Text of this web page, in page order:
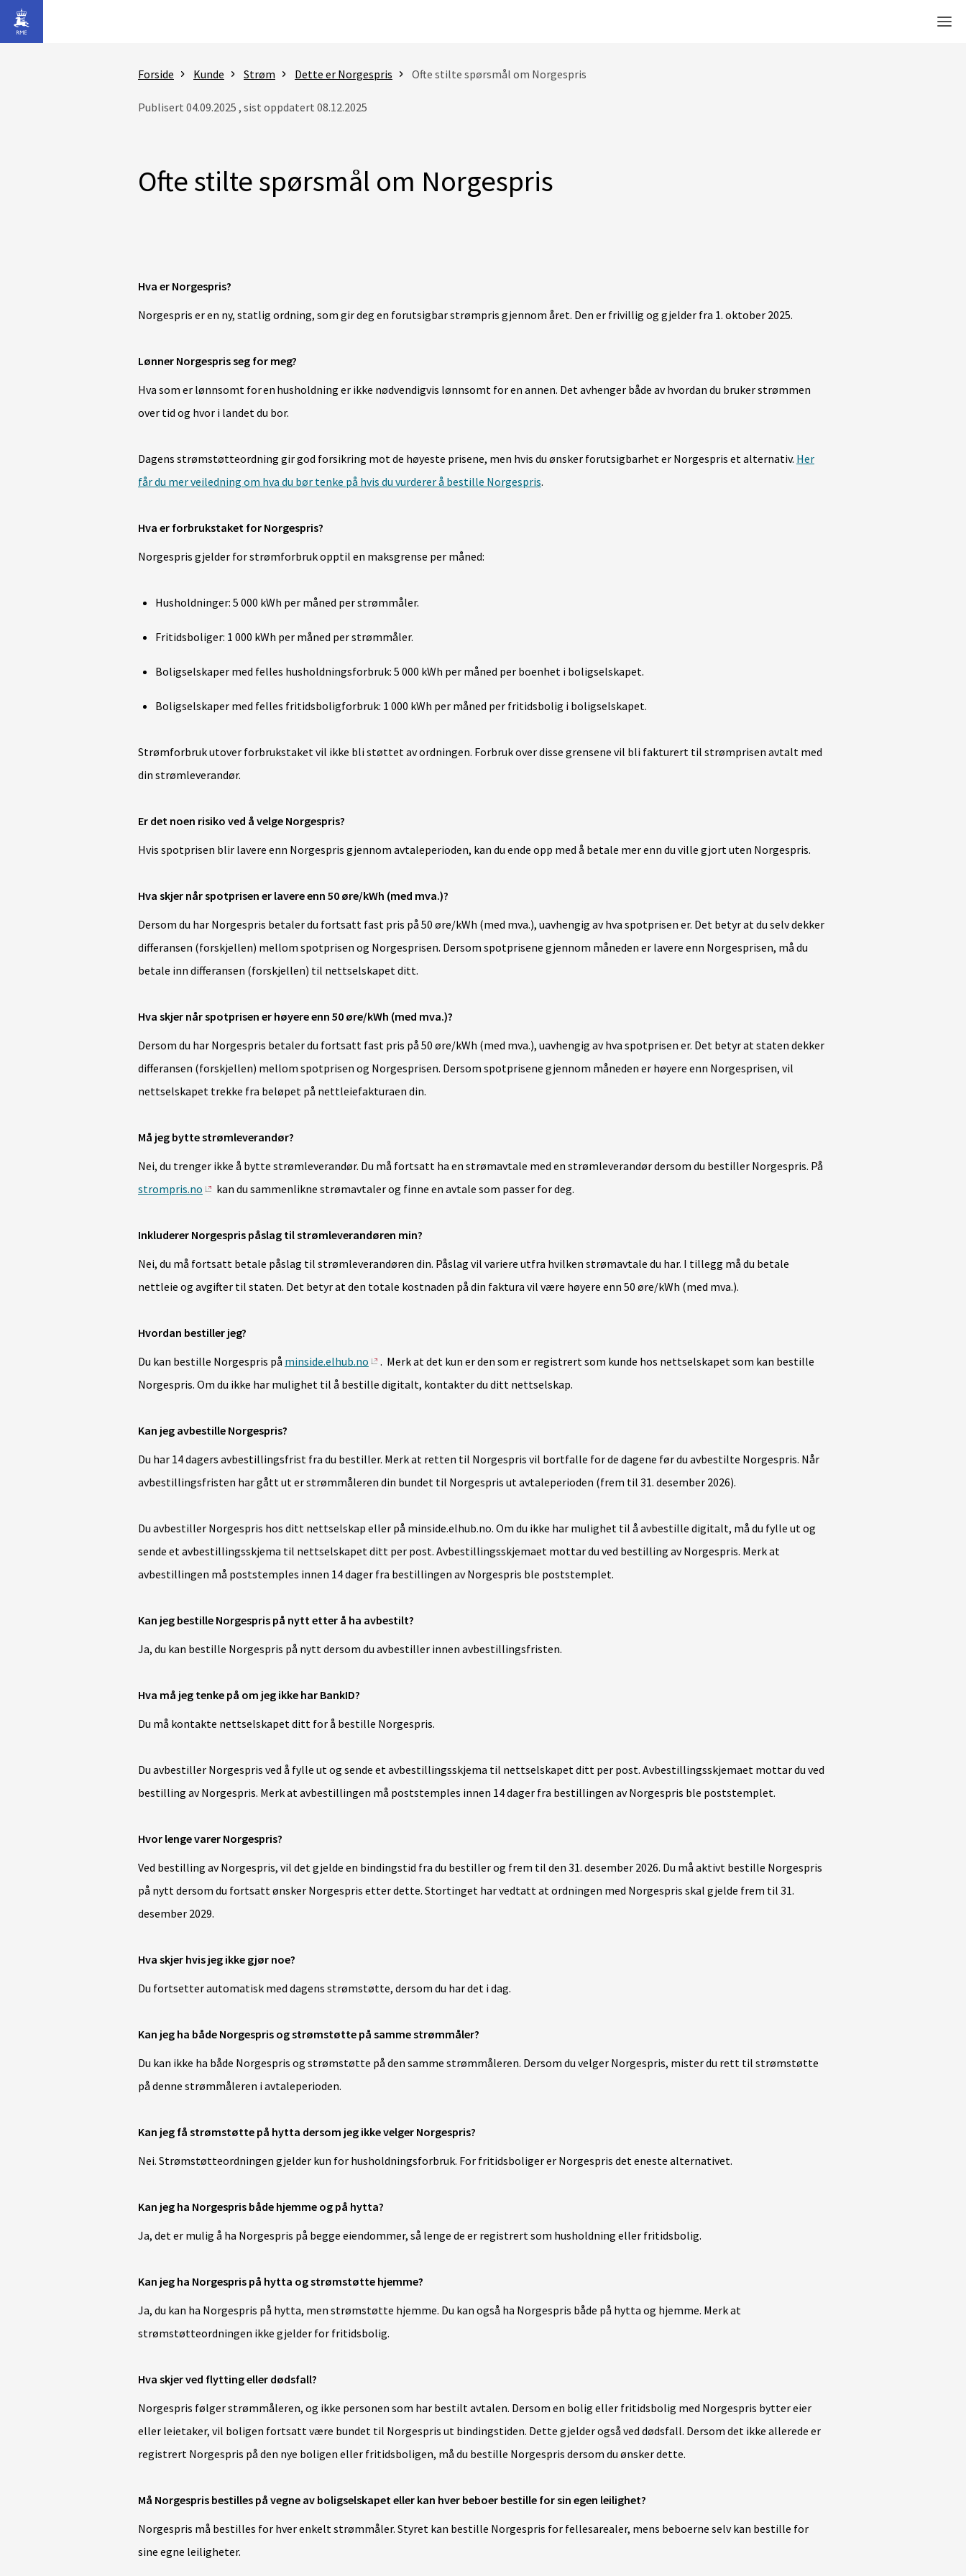
Gå til hovedinnhold
Forside Kunde Strøm Dette er Norgespris Ofte stilte spørsmål om Norgespris
Publisert 04.09.2025 , sist oppdatert 08.12.2025
Ofte stilte spørsmål om Norgespris
Hva er Norgespris?
Norgespris er en ny, statlig ordning, som gir deg en forutsigbar strømpris gjennom året. Den er frivillig og gjelder fra 1. oktober 2025.
Lønner Norgespris seg for meg?
Hva som er lønnsomt foren husholdning er ikke nødvendigvis lønnsomt for en annen. Det avhenger både av hvordan du bruker strømmen
over tid og hvor i landet du bor.
Dagens strømstøtteordning gir god forsikring mot de høyeste prisene, men hvis du ønsker forutsigbarhet er Norgespris et alternativ. Her
får du mer veiledning om hva du bør tenke på hvis du vurderer å bestille Norgespris.
Hva er forbrukstaket for Norgespris?
Norgespris gjelder for strømforbruk opptil en maksgrense per måned:
Husholdninger: 5 000 kWh per måned per strømmåler.
Fritidsboliger: 1 000 kWh per måned per strømmåler.
Boligselskaper med felles husholdningsforbruk: 5 000 kWh per måned per boenhet i boligselskapet.
Boligselskaper med felles fritidsboligforbruk: 1 000 kWh per måned per fritidsbolig i boligselskapet.
Strømforbruk utover forbrukstaket vil ikke bli støttet av ordningen. Forbruk over disse grensene vil bli fakturert til strømprisen avtalt med
din strømleverandør.
Er det noen risiko ved å velge Norgespris?
Hvis spotprisen blir lavere enn Norgespris gjennom avtaleperioden, kan du ende opp med å betale mer enn du ville gjort uten Norgespris.
Hva skjer når spotprisen er lavere enn 50 øre/kWh (med mva.)?
Dersom du har Norgespris betaler du fortsatt fast pris på 50 øre/kWh (med mva.), uavhengig av hva spotprisen er. Det betyr at du selv dekker
differansen (forskjellen) mellom spotprisen og Norgesprisen. Dersom spotprisene gjennom måneden er lavere enn Norgesprisen, må du
betale inn differansen (forskjellen) til nettselskapet ditt.
Hva skjer når spotprisen er høyere enn 50 øre/kWh (med mva.)?
Dersom du har Norgespris betaler du fortsatt fast pris på 50 øre/kWh (med mva.), uavhengig av hva spotprisen er. Det betyr at staten dekker
differansen (forskjellen) mellom spotprisen og Norgesprisen. Dersom spotprisene gjennom måneden er høyere enn Norgesprisen, vil
nettselskapet trekke fra beløpet på nettleiefakturaen din.
Må jeg bytte strømleverandør?
Nei, du trenger ikke å bytte strømleverandør. Du må fortsatt ha en strømavtale med en strømleverandør dersom du bestiller Norgespris. På
strompris.no
kan du sammenlikne strømavtaler og finne en avtale som passer for deg.
Inkluderer Norgespris påslag til strømleverandøren min?
Nei, du må fortsatt betale påslag til strømleverandøren din. Påslag vil variere utfra hvilken strømavtale du har. I tillegg må du betale
nettleie og avgifter til staten. Det betyr at den totale kostnaden på din faktura vil være høyere enn 50 øre/kWh (med mva.).
Hvordan bestiller jeg?
Du kan bestille Norgespris på minside.elhub.no . Merk at det kun er den som er registrert som kunde hos nettselskapet som kan bestille
Norgespris. Om du ikke har mulighet til å bestille digitalt, kontakter du ditt nettselskap.
Kan jeg avbestille Norgespris?
Du har 14 dagers avbestillingsfrist fra du bestiller. Merk at retten til Norgespris vil bortfalle for de dagene før du avbestilte Norgespris. Når
avbestillingsfristen har gått ut er strømmåleren din bundet til Norgespris ut avtaleperioden (frem til 31. desember 2026).
Du avbestiller Norgespris hos ditt nettselskap eller på minside.elhub.no. Om du ikke har mulighet til å avbestille digitalt, må du fylle ut og
sende et avbestillingsskjema til nettselskapet ditt per post. Avbestillingsskjemaet mottar du ved bestilling av Norgespris. Merk at
avbestillingen må poststemples innen 14 dager fra bestillingen av Norgespris ble poststemplet.
Kan jeg bestille Norgespris på nytt etter å ha avbestilt?
Ja, du kan bestille Norgespris på nytt dersom du avbestiller innen avbestillingsfristen.
Hva må jeg tenke på om jeg ikke har BankID?
Du må kontakte nettselskapet ditt for å bestille Norgespris.
Du avbestiller Norgespris ved å fylle ut og sende et avbestillingsskjema til nettselskapet ditt per post. Avbestillingsskjemaet mottar du ved
bestilling av Norgespris. Merk at avbestillingen må poststemples innen 14 dager fra bestillingen av Norgespris ble poststemplet.
Hvor lenge varer Norgespris?
Ved bestilling av Norgespris, vil det gjelde en bindingstid fra du bestiller og frem til den 31. desember 2026. Du må aktivt bestille Norgespris
på nytt dersom du fortsatt ønsker Norgespris etter dette. Stortinget har vedtatt at ordningen med Norgespris skal gjelde frem til 31.
desember 2029.
Hva skjer hvis jeg ikke gjør noe?
Du fortsetter automatisk med dagens strømstøtte, dersom du har det i dag.
Kan jeg ha både Norgespris og strømstøtte på samme strømmåler?
Du kan ikke ha både Norgespris og strømstøtte på den samme strømmåleren. Dersom du velger Norgespris, mister du rett til strømstøtte
på denne strømmåleren i avtaleperioden.
Kan jeg få strømstøtte på hytta dersom jeg ikke velger Norgespris?
Nei. Strømstøtteordningen gjelder kun for husholdningsforbruk. For fritidsboliger er Norgespris det eneste alternativet.
Kan jeg ha Norgespris både hjemme og på hytta?
Ja, det er mulig å ha Norgespris på begge eiendommer, så lenge de er registrert som husholdning eller fritidsbolig.
Kan jeg ha Norgespris på hytta og strømstøtte hjemme?
Ja, du kan ha Norgespris på hytta, men strømstøtte hjemme. Du kan også ha Norgespris både på hytta og hjemme. Merk at
strømstøtteordningen ikke gjelder for fritidsbolig.
Hva skjer ved flytting eller dødsfall?
Norgespris følger strømmåleren, og ikke personen som har bestilt avtalen. Dersom en bolig eller fritidsbolig med Norgespris bytter eier
eller leietaker, vil boligen fortsatt være bundet til Norgespris ut bindingstiden. Dette gjelder også ved dødsfall. Dersom det ikke allerede er
registrert Norgespris på den nye boligen eller fritidsboligen, må du bestille Norgespris dersom du ønsker dette.
Må Norgespris bestilles på vegne av boligselskapet eller kan hver beboer bestille for sin egen leilighet?
Norgespris må bestilles for hver enkelt strømmåler. Styret kan bestille Norgespris for fellesarealer, mens beboerne selv kan bestille for
sine egne leiligheter.